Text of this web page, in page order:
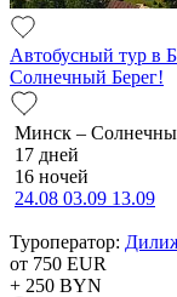
Автобусный тур в
Солнечный Берег!
Минск –
17 дней
16 ночей
24.08 03.09 13.09
Туроператор:
от 750 EUR
+ 250 BYN